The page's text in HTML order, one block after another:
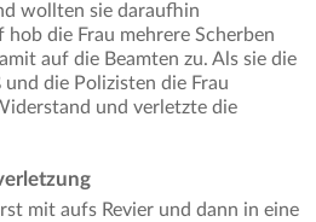
wollten sie daraufhin
die Frau mehrere Scherben
auf die Beamten zu. Als sie die
die Polizisten die Frau
und verletzte die
mit aufs Revier und dann in eine